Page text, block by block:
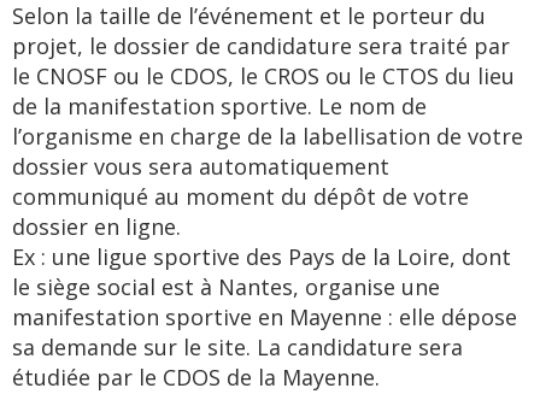
Selon la taille de l’événement et le porteur du
projet, le dossier de candidature sera traité par
le CNOSF ou le CDOS, le CROS ou le CTOS du lieu
de la manifestation sportive. Le nom de
l’organisme en charge de la labellisation de votre
dossier vous sera automatiquement
communiqué au moment du dépôt de votre
dossier en ligne.
Ex : une ligue sportive des Pays de la Loire, dont
le siège social est à Nantes, organise une
manifestation sportive en Mayenne : elle dépose
sa demande sur le site. La candidature sera
étudiée par le CDOS de la Mayenne.